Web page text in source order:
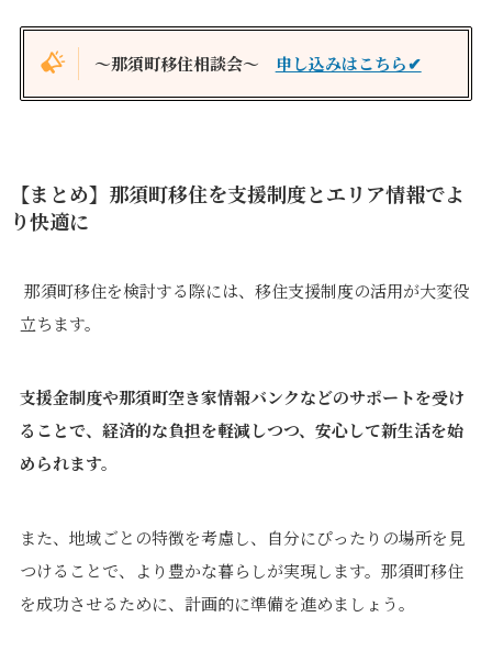
～那須町移住相談会～ 申し込みはこちら✔
【まとめ】那須町移住を支援制度とエリア情報でよ
り快適に
那須町移住を検討する際には、移住支援制度の活用が大変役
立ちます。
支援金制度や那須町空き家情報バンクなどのサポートを受け
ることで、経済的な負担を軽減しつつ、安心して新生活を始
められます。
また、地域ごとの特徴を考慮し、自分にぴったりの場所を見
つけることで、より豊かな暮らしが実現します。那須町移住
を成功させるために、計画的に準備を進めましょう。